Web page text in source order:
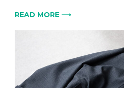
READ MORE ⟶